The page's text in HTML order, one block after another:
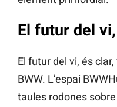
El futur del
El futur del vi, és
BWW. L’espai
taules rodones